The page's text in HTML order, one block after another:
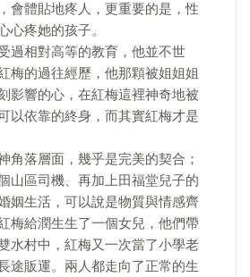
會體貼地疼人，更重要的是，性
心疼她的孩子。
過相對高等的教育，他並不世
梅的過往經歷，他那顆被姐姐姐
影響的心，在紅梅這裡神奇地被
以依靠的終身，而其實紅梅才是
角落層面，幾乎是完美的契合；
山區司機、再加上田福堂兒子的
姻生活，可以說是物質與情感齊
梅給潤生生了一個女兒，他們帶
水村中，紅梅又一次當了小學老
途販運。兩人都走向了正常的生